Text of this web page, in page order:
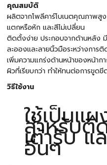
คุณสมบัติ
ผลิตจากโพลีคาร์โบเนตคุณภาพสูง
แตกหรือหัก และสีไม่เปลี่ยน
ติดตั้งง่าย ประกอบจากด้านหลัง
ละอองและลายนิ้วมือระหว่างการ
เพิ่มความแกร่งด้านหน้าของหน้าก
ผิวที่เรียบกว่า ทำให้ทนต่อการขูดขี
วิธีใช้งาน
ใช้เป็นแ
สำหรับติ
เต้ารับ
อื่นๆ